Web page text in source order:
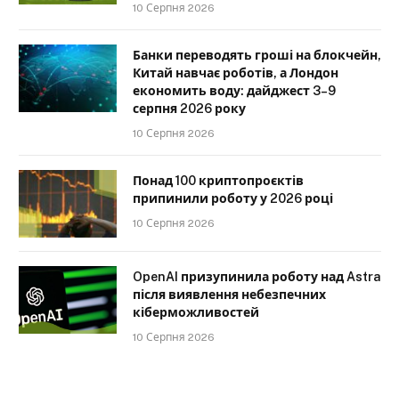
10 Серпня 2026
Банки переводять гроші на блокчейн,
Китай навчає роботів, а Лондон
економить воду: дайджест 3–9
серпня 2026 року
10 Серпня 2026
Понад 100 криптопроєктів
припинили роботу у 2026 році
10 Серпня 2026
OpenAI призупинила роботу над Astra
після виявлення небезпечних
кіберможливостей
10 Серпня 2026